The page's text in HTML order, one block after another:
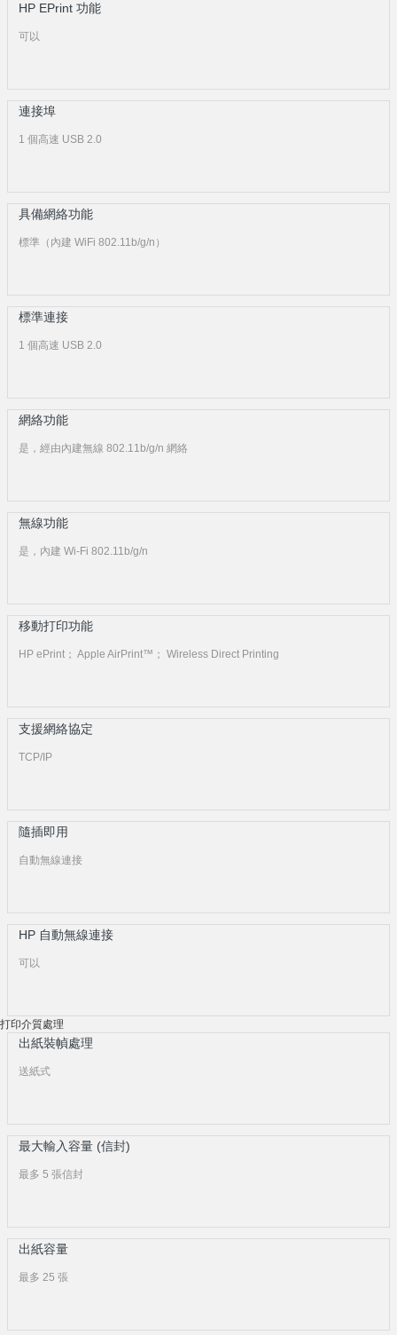
HP EPrint 功能
可以
連接埠
1 個高速 USB 2.0
具備網絡功能
標準（內建 WiFi 802.11b/g/n）
標準連接
1 個高速 USB 2.0
網絡功能
是，經由內建無線 802.11b/g/n 網絡
無線功能
是，內建 Wi-Fi 802.11b/g/n
移動打印功能
HP ePrint； Apple AirPrint™； Wireless Direct Printing
支援網絡協定
TCP/IP
隨插即用
自動無線連接
HP 自動無線連接
可以
打印介質處理
出紙裝幀處理
送紙式
最大輸入容量 (信封)
最多 5 張信封
出紙容量
最多 25 張